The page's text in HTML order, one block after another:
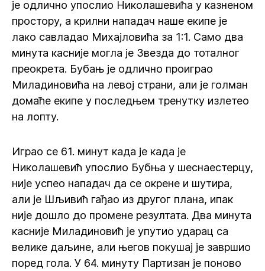
је одлично упослио Николашевића у казненом
простору, а крилни нападач наше екипе је
лако савладао Михајловића за 1:1. Само два
минута касније могла је Звезда до тоталног
преокрета. Бубањ је одлично проиграо
Миладиновића на левој страни, али је голман
домаће екипе у последњем тренутку излетео
на лопту.
Играо се 61. минут када је када је
Николашевић упослио Бубња у шеснаестерцу,
није успео нападач да се окрене и шутира,
али је Шљивић гађао из другог плана, ипак
није дошло до промене резултата. Два минута
касније Миладиновић је упутио ударац са
велике даљине, али његов покушај је завршио
поред гола. У 64. минуту Партизан је поново